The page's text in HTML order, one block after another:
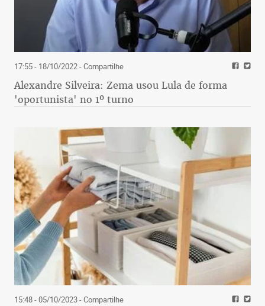
17:55 - 18/10/2022- Compartilhe
Alexandre Silveira: Zema usou Lula de forma
'oportunista' no 1º turno
15:48 - 05/10/2023- Compartilhe